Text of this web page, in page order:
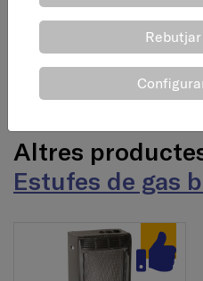
Ecològica: mínima emissió
analitzador d'atmosfera que
l'ambient. En cas de superar
Altres
Estufes de gas